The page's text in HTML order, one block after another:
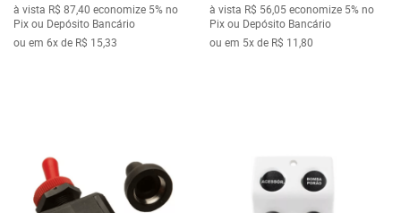
à vista R$ 87,40 economize 5%no
Pix ou Depósito Bancário
ou em 6xde R$ 15,33
à vista R$ 56,05economize 5%no
Pix ou Depósito Bancário
ou em 5xde R$ 11,80